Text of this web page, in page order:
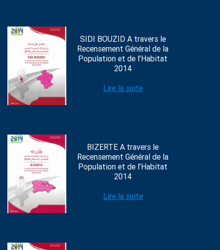
SIDI BOUZID A travers le
Recensement Général de la
Population et de l’Habitat
2014
Lire la suite
BIZERTE A travers le
Recensement Général de la
Population et de l’Habitat
2014
Lire la suite